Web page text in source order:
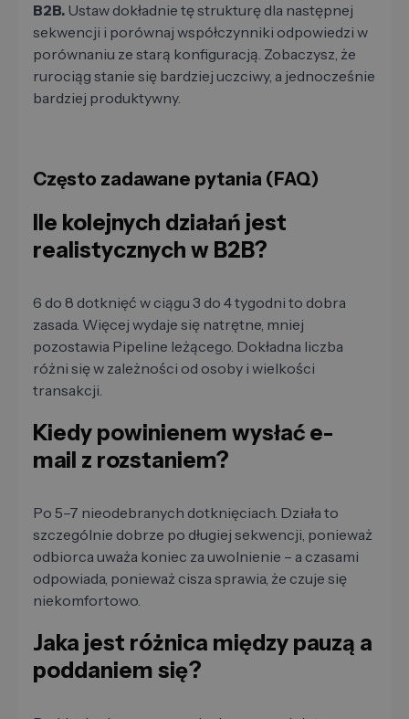
B2B. Ustaw dokładnie tę strukturę dla następnej
sekwencji i porównaj współczynniki odpowiedzi w
porównaniu ze starą konfiguracją. Zobaczysz, że
rurociąg stanie się bardziej uczciwy, a jednocześnie
bardziej produktywny.
Często zadawane pytania (FAQ)
Ile kolejnych działań jest
realistycznych w B2B?
6 do 8 dotknięć w ciągu 3 do 4 tygodni to dobra
zasada. Więcej wydaje się natrętne, mniej
pozostawia Pipeline leżącego. Dokładna liczba
różni się w zależności od osoby i wielkości
transakcji.
Kiedy powinienem wysłać e-
mail z rozstaniem?
Po 5–7 nieodebranych dotknięciach. Działa to
szczególnie dobrze po długiej sekwencji, ponieważ
odbiorca uważa koniec za uwolnienie – a czasami
odpowiada, ponieważ cisza sprawia, że ​​czuje się
niekomfortowo.
Jaka jest różnica między pauzą a
poddaniem się?